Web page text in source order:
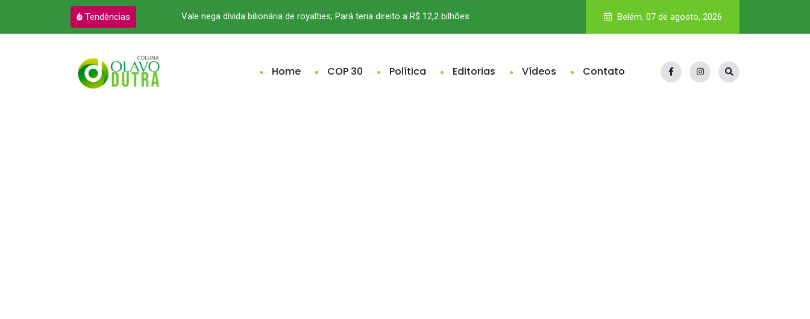
Tendências
à advocacia no Pará Vale nega dívida bilionária de royalties; Pará teria direito a R$ 12,2 bilhões Pará fica abaixo da média nacional no Ideb e eleva pressão
Belém, 07 de agosto, 2026
Home COP 30 Política Editorias Vídeos Contato